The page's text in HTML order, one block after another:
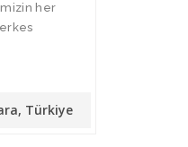
her
Türkiye